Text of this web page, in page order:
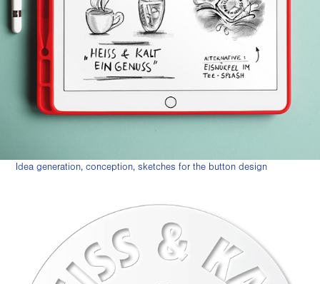
Idea generation, conception, sketches for the button design